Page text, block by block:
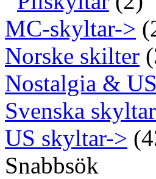
MC-skyltar->
Norske skilter
Nostalgia & US
Svenska skyltar
US skyltar->
Snabbsök